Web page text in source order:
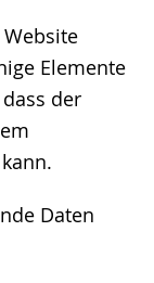
Elemente
der
Daten